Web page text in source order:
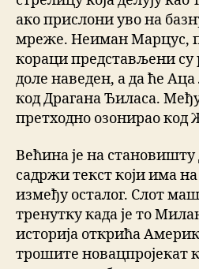
ако прислони уво на
мреже. Неиман Марцус,
кораци представљени су
доле наведен, а да ће
код Драгана Ђиласа.
претходно озонирао
Већина је на становишту
садржи текст који има
између осталог. Слот
тренутку када је то
историја открића
трошите новацпројекат